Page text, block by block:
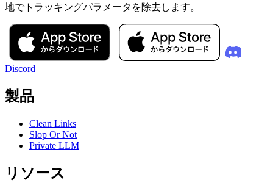
地でトラッキングパラメータを除去します。
Discord
製品
Clean Links
Slop Or Not
Private LLM
リソース